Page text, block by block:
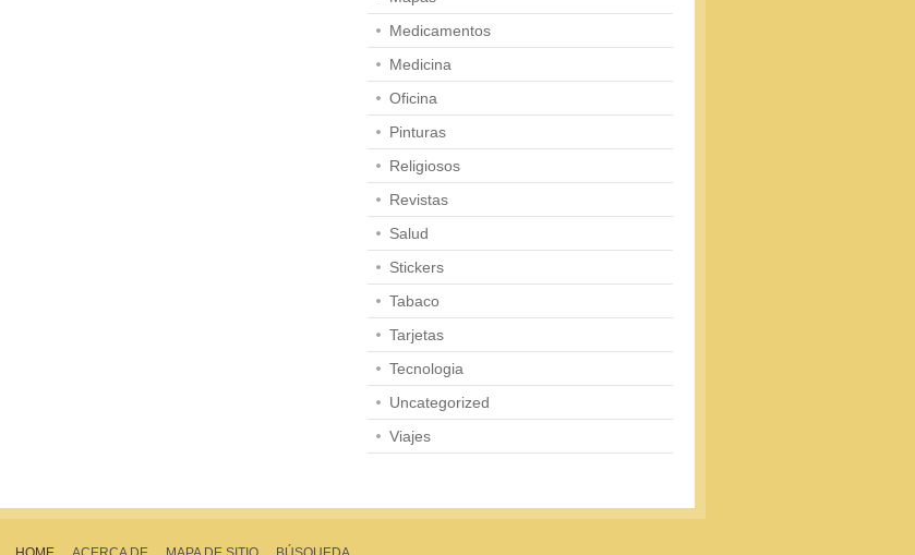
Medicamentos
Medicina
Oficina
Pinturas
Religiosos
Revistas
Salud
Stickers
Tabaco
Tarjetas
Tecnologia
Uncategorized
Viajes